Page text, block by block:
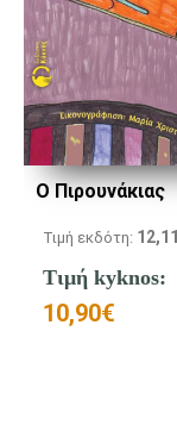
Ο Πιρουνάκιας
Τιμή εκδότη: 12,11
Τιμή kyknos:
10,90€